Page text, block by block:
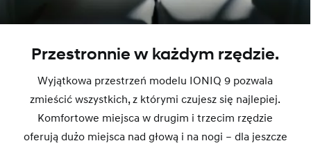
Przestronnie w każdym rzędzie.
Wyjątkowa przestrzeń modelu IONIQ 9 pozwala
zmieścić wszystkich, z którymi czujesz się najlepiej.
Komfortowe miejsca w drugim i trzecim rzędzie
oferują dużo miejsca nad głową i na nogi – dla jeszcze